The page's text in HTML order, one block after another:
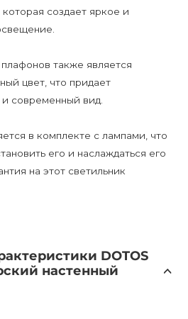
создает яркое и
также является
цвет, что придает
современный вид.
в комплекте с лампами, что
его и наслаждаться его
на этот светильник
невозможно.
DOTOS 2 Бра более чем
светильник, который станет
DOTOS
настенный